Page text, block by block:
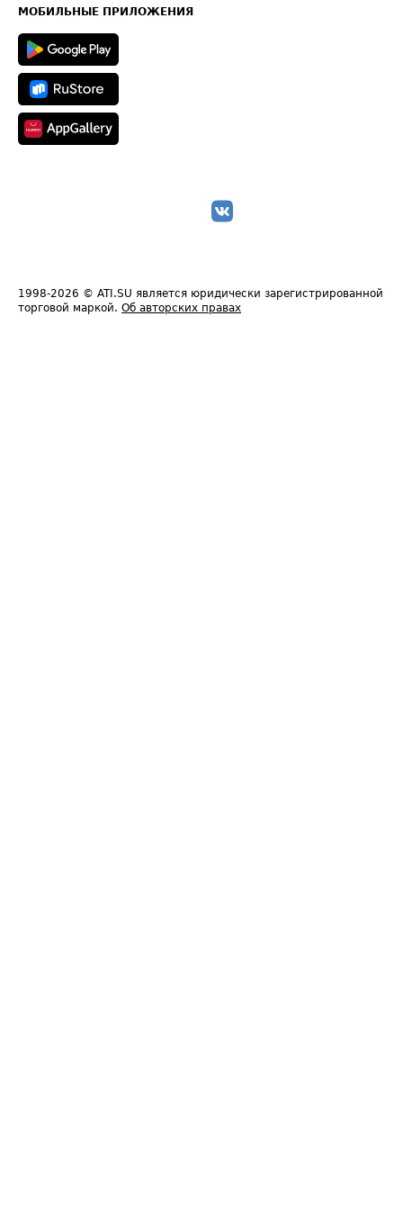
Техническая информация
МОБИЛЬНЫЕ ПРИЛОЖЕНИЯ
1998-2026 © ATI.SU является юридически зарегистрированной
торговой маркой. Об авторских правах